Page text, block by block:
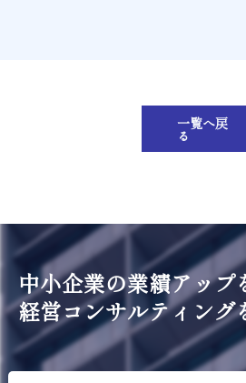
一覧へ戻
る
中小企業の業績アップ
経営コンサルティング